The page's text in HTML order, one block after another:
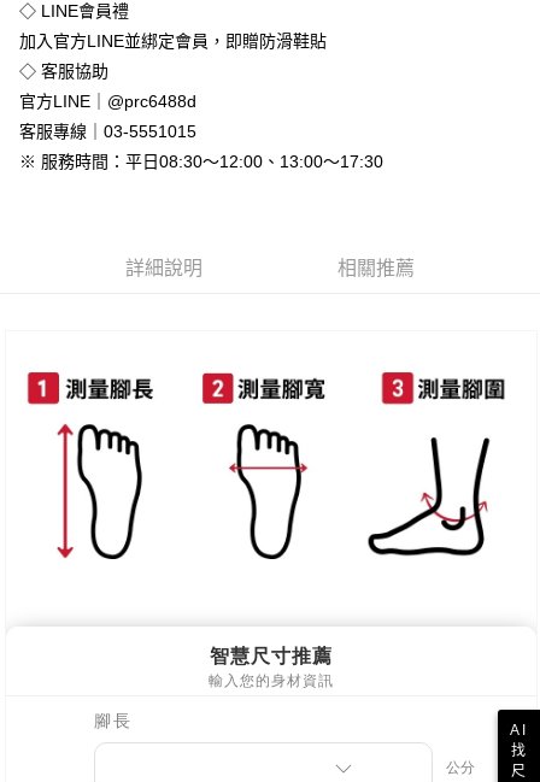
全家付款取貨
免運費
付款後全家取貨
免運費
7-11付款取貨
離島郵局配送
每筆NT$90，滿NT$999(含以上)免運費
【宇迅國際】限一般住址，不支援智能櫃 查看運費
◇ LINE會員禮
加入官方LINE並綁定會員，即贈防滑鞋貼
◇ 客服協助
官方LINE｜@prc6488d
客服專線｜03-5551015
※ 服務時間：平日08:30～12:00、13:00～17:30
詳細說明 相關推薦
AI
找
尺